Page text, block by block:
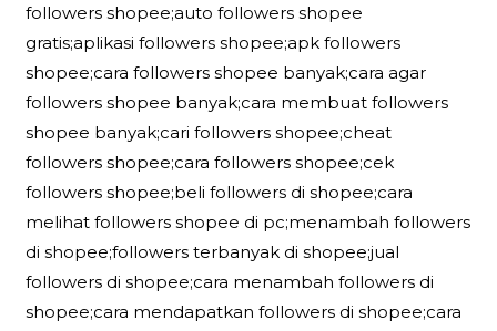
followers shopee;auto followers shopee
gratis;aplikasi followers shopee;apk followers
shopee;cara followers shopee banyak;cara agar
followers shopee banyak;cara membuat followers
shopee banyak;cari followers shopee;cheat
followers shopee;cara followers shopee;cek
followers shopee;beli followers di shopee;cara
melihat followers shopee di pc;menambah followers
di shopee;followers terbanyak di shopee;jual
followers di shopee;cara menambah followers di
shopee;cara mendapatkan followers di shopee;cara